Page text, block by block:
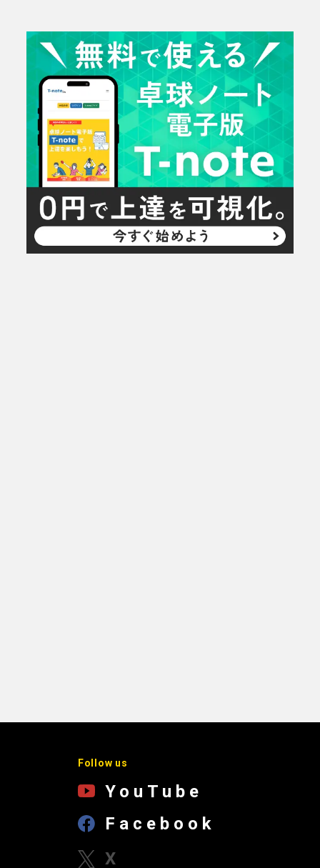
Follow us
YouTube
Facebook
X